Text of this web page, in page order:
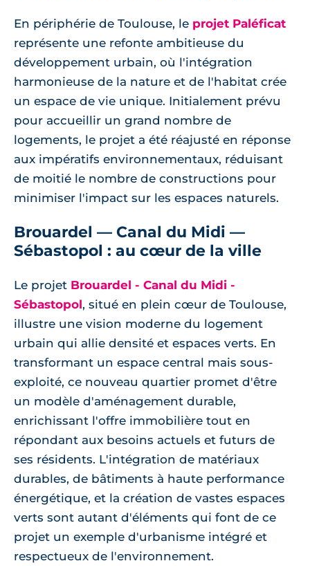
En périphérie de Toulouse, le projet Paléficat
représente une refonte ambitieuse du
développement urbain, où l'intégration
harmonieuse de la nature et de l'habitat crée
un espace de vie unique. Initialement prévu
pour accueillir un grand nombre de
logements, le projet a été réajusté en réponse
aux impératifs environnementaux, réduisant
de moitié le nombre de constructions pour
minimiser l'impact sur les espaces naturels.
Brouardel — Canal du Midi —
Sébastopol : au cœur de la ville
Le projet Brouardel - Canal du Midi -
Sébastopol, situé en plein cœur de Toulouse,
illustre une vision moderne du logement
urbain qui allie densité et espaces verts. En
transformant un espace central mais sous-
exploité, ce nouveau quartier promet d'être
un modèle d'aménagement durable,
enrichissant l'offre immobilière tout en
répondant aux besoins actuels et futurs de
ses résidents. L'intégration de matériaux
durables, de bâtiments à haute performance
énergétique, et la création de vastes espaces
verts sont autant d'éléments qui font de ce
projet un exemple d'urbanisme intégré et
respectueux de l'environnement.